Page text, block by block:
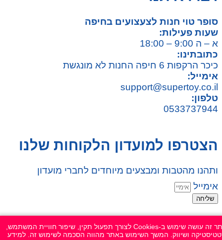
סופר טוי חנות לצעצועים בחיפה
שעות פעילות:
א – ה 9:00 – 18:00
כתובתינו:
כיכר הרקפות 6 חיפה החנות לא מונגשת
אימייל:
support@supertoy.co.il
טלפון:
0533737944
הצטרפו למועדון הלקוחות שלנו
ותהנו מהטבות ומבצעים מיוחדים לחברי מועדון
אימייל
שליחה
אתר זה עושה שימוש ב-Cookies לצורך תפעול תקין, שיפור חוויית המשתמש,
ושיווק. המשך השימוש באתר מהווה הסכמה לשימוש זה. למידע
© 2026 כל הזכויות שמורות ל SuperTOY סופרטוי
WebDigital – וובדיגיטל עיצוב ובניית אתרים